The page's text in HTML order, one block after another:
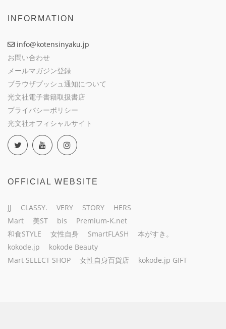
INFORMATION
info@kotensinyaku.jp
お問い合わせ
メールマガジン登録
ブラウザプッシュ通知について
光文社電子書籍取扱書店
プライバシーポリシー
光文社オフィシャルサイト
OFFICIAL WEBSITE
JJ CLASSY. VERY STORY
HERS
Mart
美ST bis
Premium-K.net
和食STYLE
女性自身 SmartFLASH
本がすき。
kokode.jp
kokode Beauty
Mart SELECT SHOP
女性自身百貨店 kokode.jp GIFT